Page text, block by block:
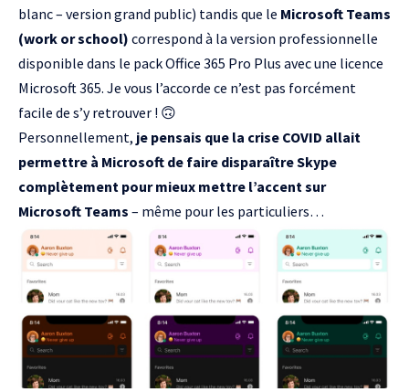
blanc – version grand public) tandis que le Microsoft Teams
(work or school) correspond à la version professionnelle
disponible dans le pack Office 365 Pro Plus avec une licence
Microsoft 365. Je vous l’accorde ce n’est pas forcément
facile de s’y retrouver ! 🙃
Personnellement, je pensais que la crise COVID allait
permettre à Microsoft de faire disparaître Skype
complètement pour mieux mettre l’accent sur
Microsoft Teams – même pour les particuliers…